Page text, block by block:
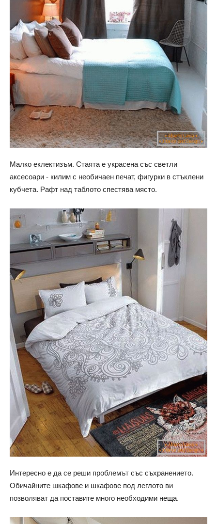
Малко еклектизъм. Стаята е украсена със светли
аксесоари - килим с необичаен печат, фигурки в стъклени
кубчета. Рафт над таблото спестява място.
Интересно е да се реши проблемът със съхранението.
Обичайните шкафове и шкафове под леглото ви
позволяват да поставите много необходими неща.